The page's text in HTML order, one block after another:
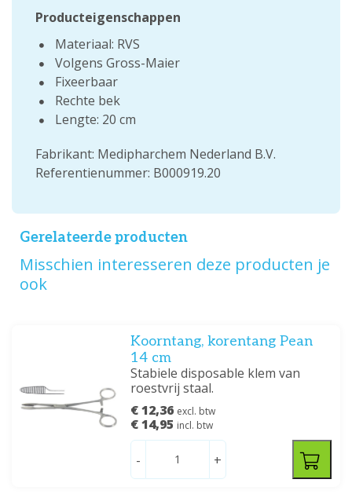
Producteigenschappen
Materiaal: RVS
Volgens Gross-Maier
Fixeerbaar
Rechte bek
Lengte: 20 cm
Fabrikant: Medipharchem Nederland B.V.
Referentienummer: B000919.20
Gerelateerde producten
Misschien interesseren deze producten je
ook
Koorntang, korentang Pean
14 cm
Stabiele disposable klem van
roestvrij staal.
€ 12,36 excl. btw
€ 14,95 incl. btw
- +